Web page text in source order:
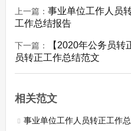
上一篇： 事业单位工作人员
工作总结报告
下一篇：
【2020年公务员
员转正工作总结范文
相关范文
事业单位工作人员转正工作